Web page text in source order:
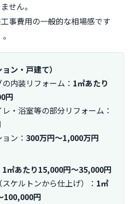
せん。
事費用の一般的な相場感です
ン・戸建て）
内装リフォーム： 1㎡あたり
円
・浴室等の部分リフォーム：
ン： 300万円～1,000万円
1㎡あたり15,000円～35,000円
ケルトンから仕上げ）： 1㎡
100,000円